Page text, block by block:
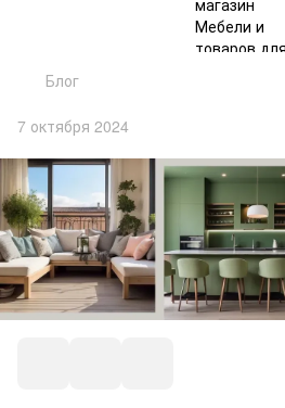
Блог
7 октября 2024